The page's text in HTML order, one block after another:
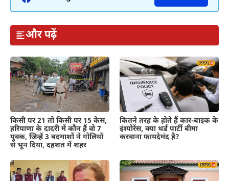
और पढ़ें
किसी पर 21 तो किसी पर 15 केस,
हरियाणा के दादरी में कौन हैं वो 7
युवक, जिन्हें 3 बदमाशों ने गोलियों
से भून दिया, दहशत में शहर
कितने तरह के होते हैं कार-बाइक के
इंश्योरेंस, क्या थर्ड पार्टी बीमा
करवाना फायदेमंद है?